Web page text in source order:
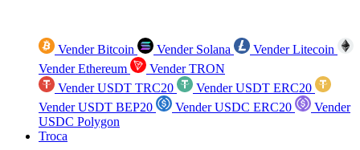
Vender Bitcoin Vender Solana
Vender Litecoin
Vender Ethereum
Vender TRON
Vender USDT TRC20
Vender USDT ERC20
Vender USDT BEP20
Vender USDC ERC20
Vender
USDC Polygon
Troca